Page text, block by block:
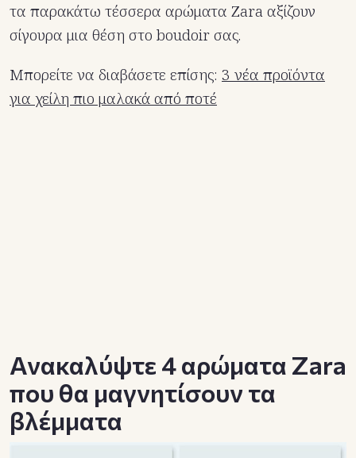
τα παρακάτω τέσσερα αρώματα Zara αξίζουν
σίγουρα μια θέση στο boudoir σας.
Μπορείτε να διαβάσετε επίσης: 3 νέα προϊόντα
για χείλη πιο μαλακά από ποτέ
Ανακαλύψτε 4 αρώματα Zara
που θα μαγνητίσουν τα
βλέμματα